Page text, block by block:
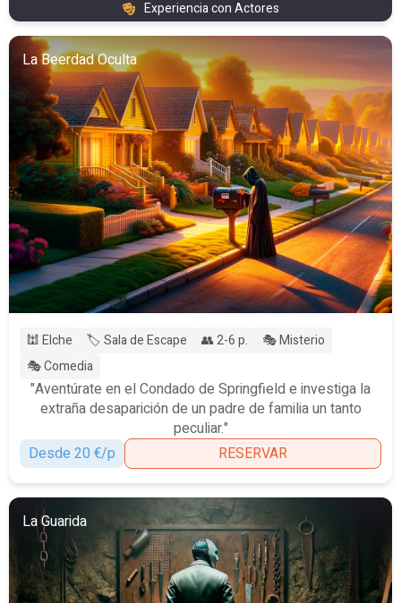
Experiencia con Actores
La Beerdad Oculta
🕍 Elche 🏷️ Sala de Escape 👥 2-6 p.
🎭 Misterio
🎭 Comedia
"Aventúrate en el Condado de Springfield e investiga la
extraña desaparición de un padre de familia un tanto
peculiar."
Desde 20 €/p
RESERVAR
La Guarida